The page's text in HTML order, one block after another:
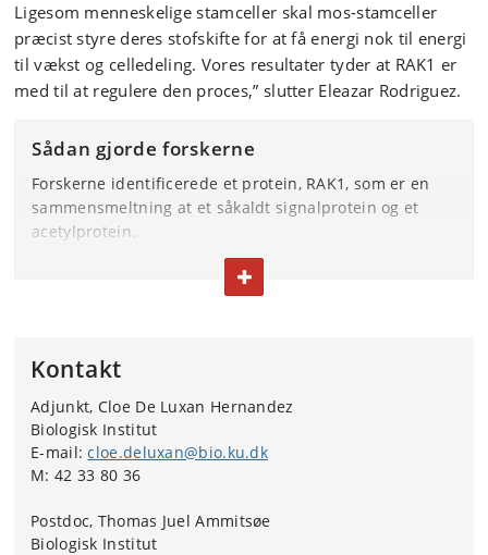
Ligesom menneskelige stamceller skal mos-stamceller
præcist styre deres stofskifte for at få energi nok til energi
til vækst og celledeling. Vores resultater tyder at RAK1 er
med til at regulere den proces,” slutter Eleazar Rodriguez.
Sådan gjorde forskerne
Forskerne identificerede et protein, RAK1, som er en
sammensmeltning at et såkaldt signalprotein og et
acetylprotein.
Dernæst sammenlignede forskerne, hvad der sker med
mos, når RAK1 var til stede og fraværende.
effektivt i flere retninger.
Omvendt viste resultaterne, at RAK1 gør det muligt for
cellerne at reagere på signaler og udvikle sig korrekt til
tredimensionelle strukturer.
RAK1 fungerer som et bindeled mellem cellens signaler
og dens indre kemi og gør det muligt for cellen at
omstille sig til tredimensionel vækst.
FOLD TEKST IND ELLER UD
Kontakt
Adjunkt, Cloe De Luxan Hernandez
Biologisk Institut
E-mail:cloe.deluxan@bio.ku.dk
M: 42 33 80 36
Postdoc, Thomas Juel Ammitsøe
Biologisk Institut